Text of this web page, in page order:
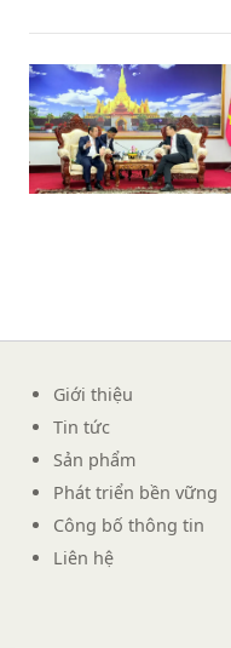
Giới thiệu
Tin tức
Sản phẩm
Phát triển bền vững
Công bố thông tin
Liên hệ